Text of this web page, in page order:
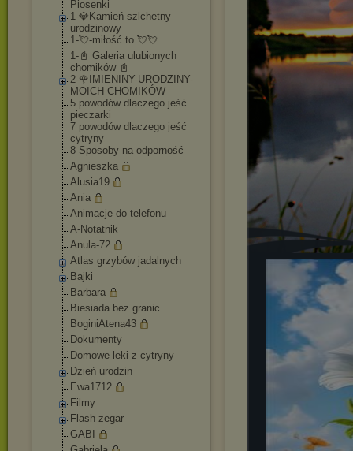
Piosenki
1-💎Kamień szlchetny
urodzinowy
1-💘-miłość to 💘💘
1-📓 Galeria ulubionych
chomików 📓
2-🌹IMIENINY-URODZINY-
MOICH CHOMIKÓW
5 powodów dlaczego jeść
pieczarki
7 powodów dlaczego jeść
cytryny
8 Sposoby na odporność
Agnieszka
Alusia19
Ania
Animacje do telefonu
A-Notatnik
Anula-72
Atlas grzybów jadalnych
Bajki
Barbara
Biesiada bez granic
BoginiAtena43
Dokumenty
Domowe leki z cytryny
Dzień urodzin
Ewa1712
Filmy
Flash zegar
GABI